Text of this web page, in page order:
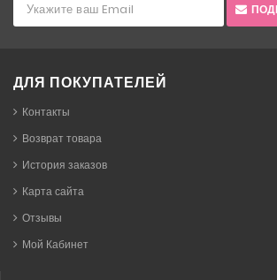
ДЛЯ ПОКУПАТЕЛЕЙ
Контакты
Возврат товара
История заказов
Карта сайта
Отзывы
Мой Кабинет